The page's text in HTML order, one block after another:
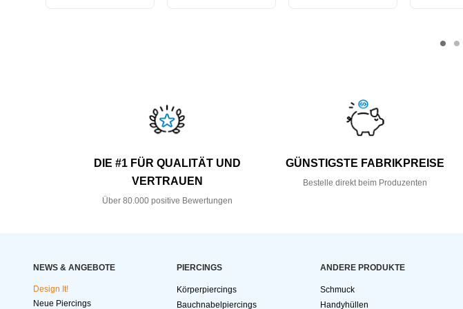
DIE #1 FÜR QUALITÄT UND
VERTRAUEN
Über 80.000 positive Bewertungen
GÜNSTIGSTE FABRIKPREISE
Bestelle direkt beim Produzenten
NEWS & ANGEBOTE
Design It!
Neue Piercings
PIERCINGS
Körperpiercings
Bauchnabelpiercings
ANDERE PRODUKTE
Schmuck
Handyhüllen